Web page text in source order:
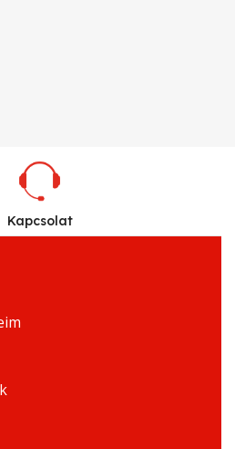
Kapcsolat